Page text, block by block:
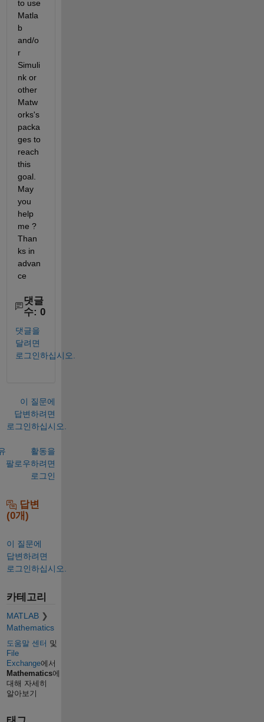
to use
Matla
b
and/o
r
Simuli
nk or
other
Matw
orks's
packa
ges to
reach
this
goal.
May
you
help
me ?
Than
ks in
advan
ce
댓글
수: 0
댓글을
달려면
로그인하십시오.
이 질문에
답변하려면
로그인하십시오.
활동을
팔로우하려면
로그인
답변
(0개)
이 질문에
답변하려면
로그인하십시오.
카테고리
MATLAB
Mathematics
도움말 센터 및
File
Exchange에서
Mathematics에
대해 자세히
알아보기